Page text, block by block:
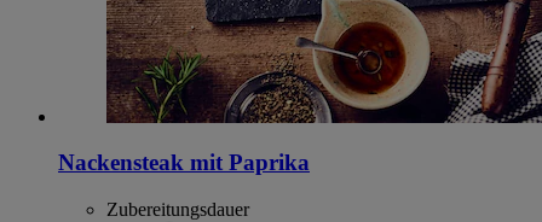
Nackensteak mit Paprika
Zubereitungsdauer